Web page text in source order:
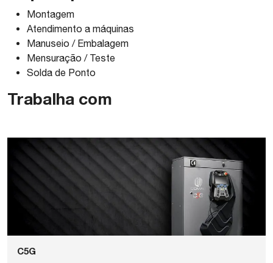
Montagem
Atendimento a máquinas
Manuseio / Embalagem
Mensuração / Teste
Solda de Ponto
Trabalha com
C5G